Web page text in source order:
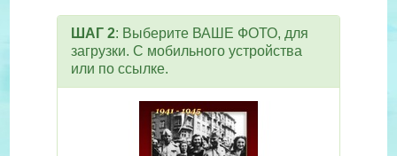
ШАГ 2: Выберите ВАШЕ ФОТО, для
загрузки. С мобильного устройства
или по ссылке.